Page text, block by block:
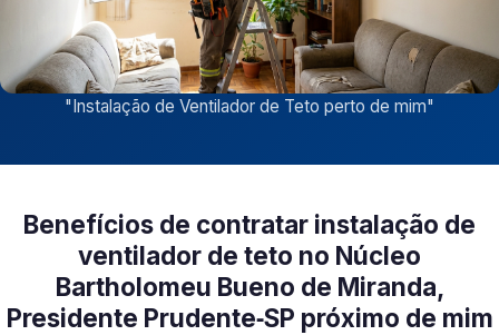
"Instalação de Ventilador de Teto perto de mim"
Benefícios de contratar instalação de
ventilador de teto no Núcleo
Bartholomeu Bueno de Miranda,
Presidente Prudente‑SP próximo de mim